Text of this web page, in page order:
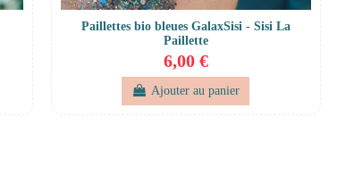
Paillettes bio bleues GalaxSisi - Sisi La
Paillette
6,00 €
Ajouter au panier